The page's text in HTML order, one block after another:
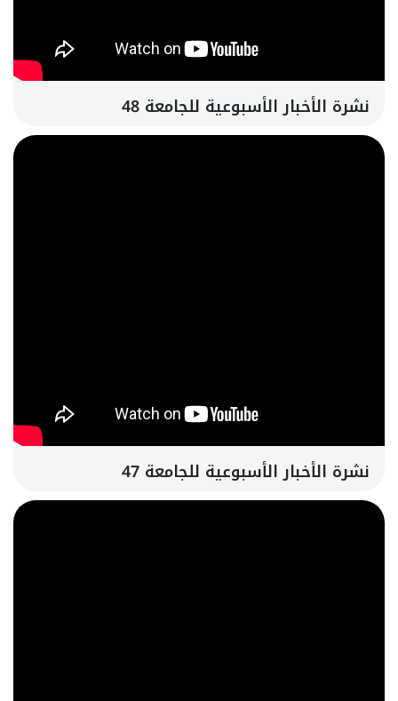
نشرة الأخبار الأسبوعية للجامعة 48
نشرة الأخبار الأسبوعية للجامعة 47